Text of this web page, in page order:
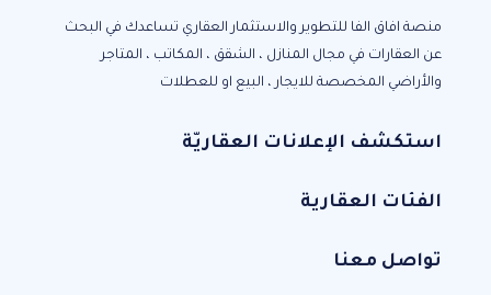
منصة افاق الفا للتطوير والاستثمار العقاري تساعدك في البحث
عن العقارات في مجال المنازل ، الشقق ، المكاتب ، المتاجر
والأراضي المخصصة للايجار ، البيع او للعطلات
استكشف الإعلانات العقاريّة
الفئات العقارية
تواصل معنا